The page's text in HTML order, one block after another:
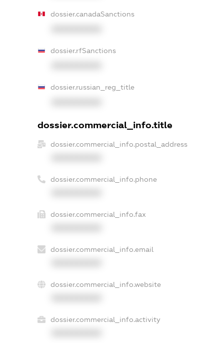
dossier.canadaSanctions
dossier.rfSanctions
dossier.russian_reg_title
dossier.commercial_info.title
dossier.commercial_info.postal_address
dossier.commercial_info.phone
dossier.commercial_info.fax
dossier.commercial_info.email
dossier.commercial_info.website
dossier.commercial_info.activity